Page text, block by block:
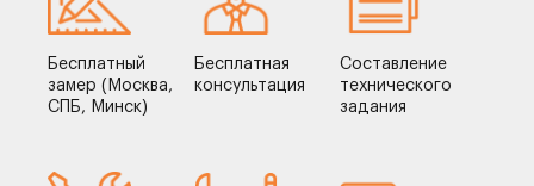
Бесплатный
замер (Москва,
СПБ, Минск)
Бесплатная
консультация
Составление
технического
задания